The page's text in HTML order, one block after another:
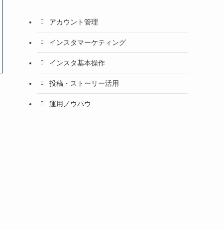
アカウント管理
インスタマーケティング
インスタ基本操作
投稿・ストーリー活用
運用ノウハウ